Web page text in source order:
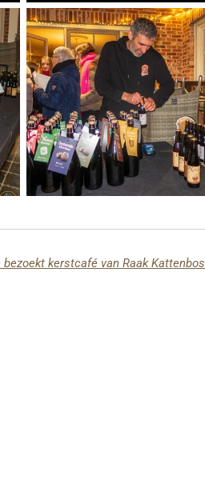
kerstcafé van Raak Kattenbos